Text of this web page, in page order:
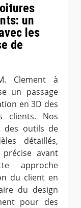
un
les
de
Clement à
un passage
en 3D des
clients. Nos
des outils de
détaillés,
avant
approche
du client en
du design
pour des